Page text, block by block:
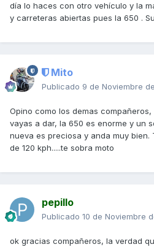
día lo haces con otro vehículo y la
y carreteras abiertas pues la 650 .
Mito
Publicado 9 de Noviembre
Opino como los demas
vayas a dar, la 650 es enorme y un
nueva es preciosa y anda muy
de 120 kph.....te sobra moto
pepillo
Publicado 10 de Noviembre
ok gracias compañeros, la verdad